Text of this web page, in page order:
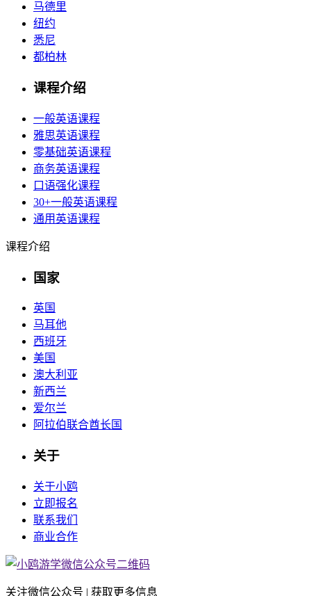
马德里
纽约
悉尼
都柏林
课程介绍
一般英语课程
雅思英语课程
零基础英语课程
商务英语课程
口语强化课程
30+一般英语课程
通用英语课程
课程介绍
国家
英国
马耳他
西班牙
美国
澳大利亚
新西兰
爱尔兰
阿拉伯联合酋长国
关于
关于小鸥
立即报名
联系我们
商业合作
关注微信公众号 | 获取更多信息